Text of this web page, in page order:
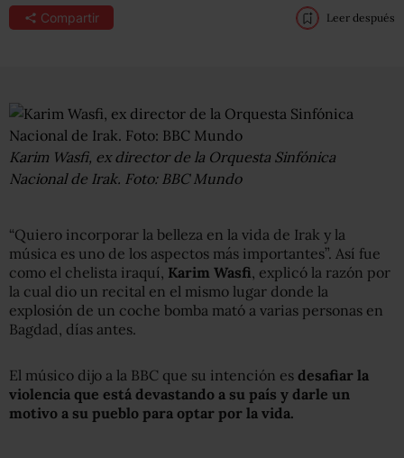
Compartir Leer después
Karim Wasfi, ex director de la Orquesta Sinfónica
Nacional de Irak. Foto: BBC Mundo
“Quiero incorporar la belleza en la vida de Irak y la
música es uno de los aspectos más importantes”. Así fue
como el chelista iraquí, Karim Wasfi, explicó la razón por
la cual dio un recital en el mismo lugar donde la
explosión de un coche bomba mató a varias personas en
Bagdad, días antes.
El músico dijo a la BBC que su intención es desafiar la
violencia que está devastando a su país y darle un
motivo a su pueblo para optar por la vida.